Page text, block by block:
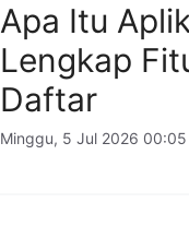
Apa Itu
Lengkap
Daftar
Minggu, 5 Jul 2026 00:05